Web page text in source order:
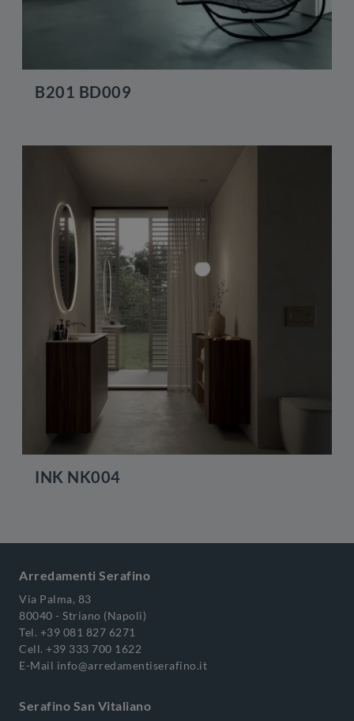
B201 BD009
INK NK004
Arredamenti Serafino
Via Palma, 83
80040 - Striano (Napoli)
Tel. +39 081 827 6271
Cell. +39 333 700 1622
E-Mail info@arredamentiserafino.it
Serafino San Vitaliano